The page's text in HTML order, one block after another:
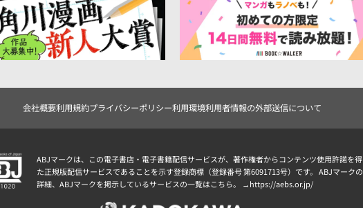
会社概要利用規約プライバシーポリシー利用環境利用者情報の外部送信について
ABJマークは、この電子書店・電子書籍配信サービスが、著作権者からコンテンツ使用許諾を得
た正規版配信サービスであることを示す登録商標（登録番号 第6091713号）です。 ABJマークの
詳細、ABJマークを掲示しているサービスの一覧はこちら。 →https://aebs.or.jp/